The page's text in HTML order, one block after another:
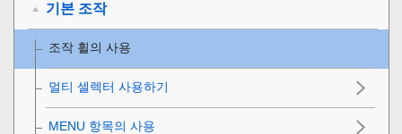
기본 조작
조작 휠의 사용
멀티 셀렉터 사용하기
MENU 항목의 사용